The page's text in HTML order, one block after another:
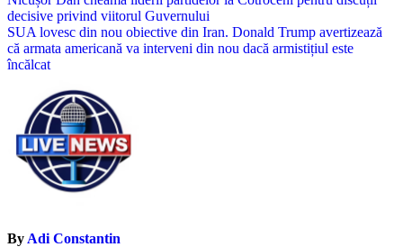
în
articole
decisive privind viitorul Guvernului
SUA lovesc din nou obiective din Iran. Donald Trump avertizează
că armata americană va interveni din nou dacă armistițiul este
încălcat
By Adi Constantin